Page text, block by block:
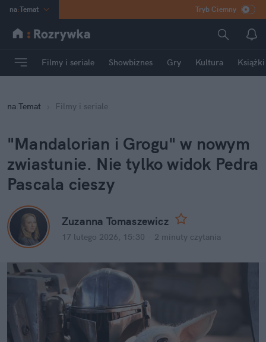
na:Temat
INN Poland
mama
Rozrywka
Tryb Ciemny
Filmy i seriale Showbiznes Gry Kultura Książki
na:Temat Filmy i seriale
"Mandalorian i Grogu" w nowym
zwiastunie. Nie tylko widok Pedra
Pascala cieszy
Zuzanna Tomaszewicz
17 lutego 2026, 15:30 2 minuty czytania